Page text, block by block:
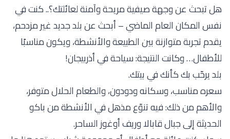
هل تبحث عن وجهة صيفية مريحة وآمنة لعائلتك؟..كنت في
نفس المكان العام الماضي – أبحث عن بلد جديد غير مزدحم،
يقدم تجربة متوازنة بين الطبيعة والأنشطة، ويكون مناسبًا
للأطفال… وكانت النتيجة: سياحة في أذربيجان!
بلد يرحّب بك كأنك في بيتك.
سعره مناسب، وسكانه ودودون، والطعام الحلال متوفر،
والأهم من ذلك: فيه تنوّع مذهل في الأنشطة من باكو
الحديثة إلى جبال قابالا وريف أوغوز الساحر.